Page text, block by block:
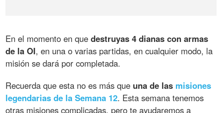
En el momento en quedestruyas 4 dianas con armas
de la OI, en una o varias partidas, en cualquier modo, la
misión se dará por completada.
Recuerda que esta no es más que una de las misiones
legendarias de la Semana 12. Esta semana tenemos
otras misiones complicadas, pero te ayudaremos a